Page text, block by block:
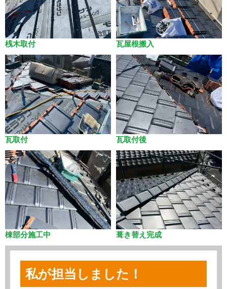
桟木取付 瓦屋根搬入
瓦取付 瓦取付後
棟部分施工中 葺き替え完成
私が担当しました！